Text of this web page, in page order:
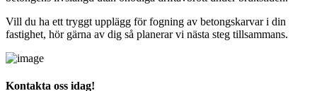
Vill du ha ett tryggt upplägg för fogning av betongskarvar i din
fastighet, hör gärna av dig så planerar vi nästa steg tillsammans.
Kontakta oss idag!